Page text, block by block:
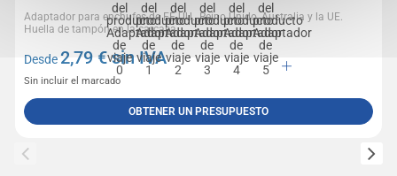
Adaptador para enchufes de EE.UU., Reino Unido, Australia y la UE.
Huella de tampón en la carcasa.
Desde2,79€ sin IVA
Sin incluir el marcado
OBTENER UN PRESUPUESTO